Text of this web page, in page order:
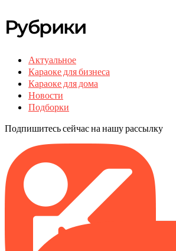
Рубрики
Актуальное
Караоке для бизнеса
Караоке для дома
Новости
Подборки
Подпишитесь сейчас на нашу рассылку